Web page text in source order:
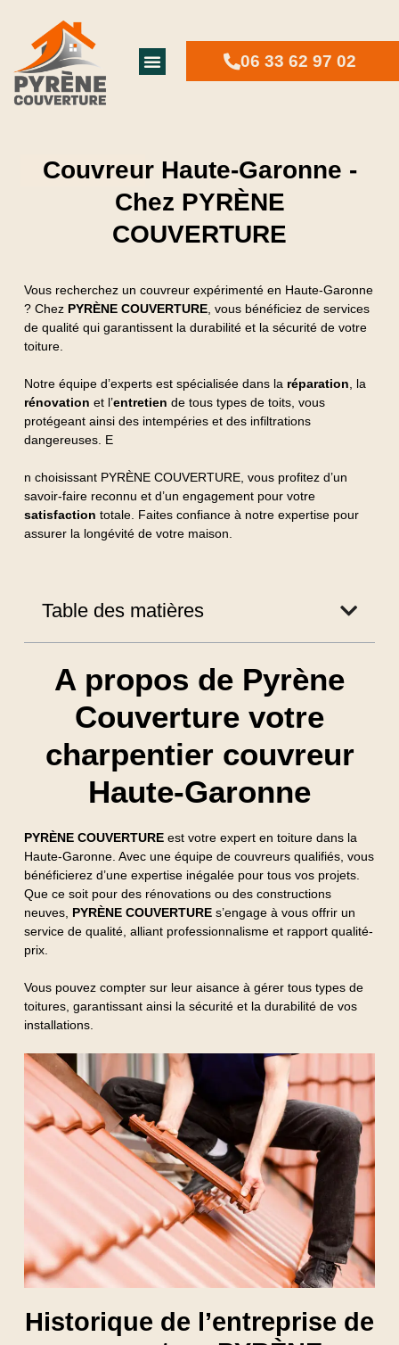
06 33 62 97 02
Couvreur Haute-Garonne -
Chez PYRÈNE
COUVERTURE
Vous recherchez un couvreur expérimenté en Haute-Garonne
? Chez PYRÈNE COUVERTURE, vous bénéficiez de services
de qualité qui garantissent la durabilité et la sécurité de votre
toiture.
Notre équipe d’experts est spécialisée dans la réparation , la
rénovation et l’entretien de tous types de toits, vous
protégeant ainsi des intempéries et des infiltrations
dangereuses. E
n choisissant PYRÈNE COUVERTURE, vous profitez d’un
savoir-faire reconnu et d’un engagement pour votre
satisfaction totale. Faites confiance à notre expertise pour
assurer la longévité de votre maison.
Table des matières
A propos de Pyrène
Couverture votre
charpentier couvreur
Haute-Garonne
PYRÈNE COUVERTUREest votre expert en toiture dans la
Haute-Garonne. Avec une équipe de couvreurs qualifiés, vous
bénéficierez d’une expertise inégalée pour tous vos projets.
Que ce soit pour des rénovations ou des constructions
neuves, PYRÈNE COUVERTUREs’engage à vous offrir un
service de qualité, alliant professionnalisme et rapport qualité-
prix.
Vous pouvez compter sur leur aisance à gérer tous types de
toitures, garantissant ainsi la sécurité et la durabilité de vos
installations.
Historique de l’entreprise de